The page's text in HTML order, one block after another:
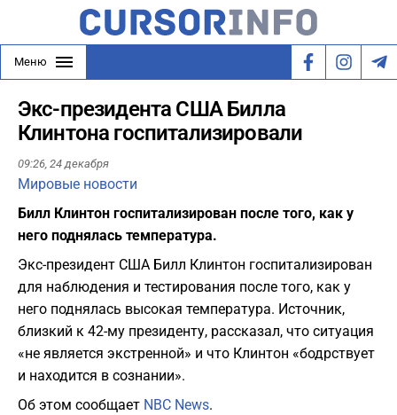
Меню
Экс-президента США Билла
Клинтона госпитализировали
09:26, 24 декабря
Мировые новости
Билл Клинтон госпитализирован после того, как у
него поднялась температура.
Экс-президент США Билл Клинтон госпитализирован
для наблюдения и тестирования после того, как у
него поднялась высокая температура. Источник,
близкий к 42-му президенту, рассказал, что ситуация
«не является экстренной» и что Клинтон «бодрствует
и находится в сознании».
Об этом сообщает NBC News.